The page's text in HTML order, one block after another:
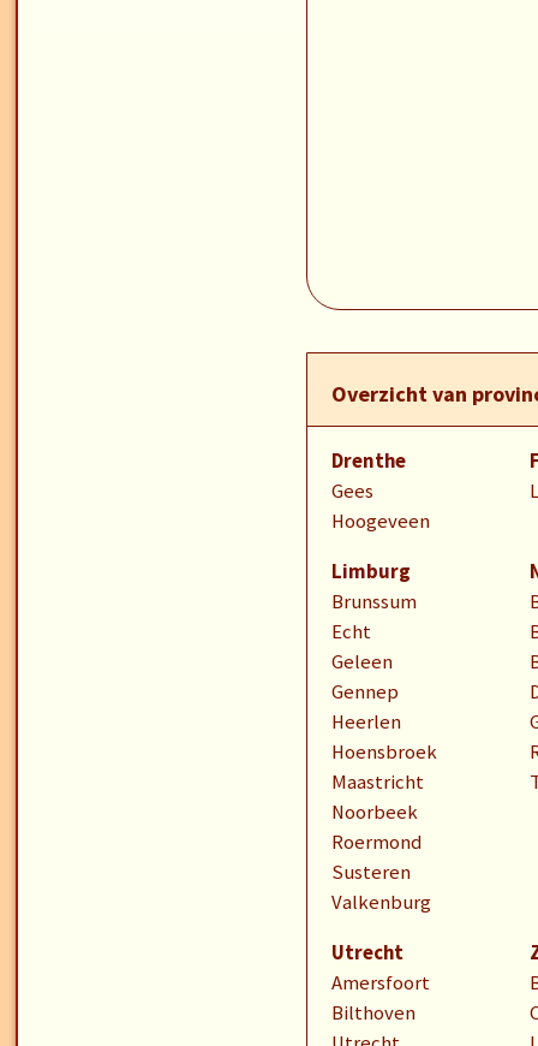
Overzicht van
Drenthe
Gees
Hoogeveen
Limburg
Brunssum
Echt
Geleen
Gennep
Heerlen
Hoensbroek
Maastricht
Noorbeek
Roermond
Susteren
Valkenburg
Utrecht
Amersfoort
Bilthoven